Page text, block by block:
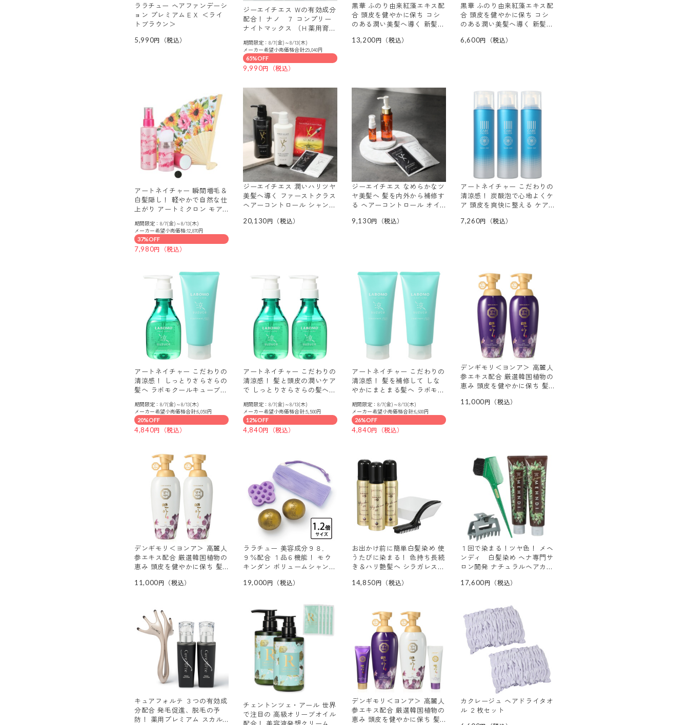
ララチュー ヘアファンデーシ
ョン プレミアムＥＸ ＜ライ
トブラウン＞
5,990
ジーエイチエス Ｗの有効成分
配合！ ナノ ７ コンプリー
ナイトマックス （Ｈ薬用育毛
ト
期間限定：8/7(金)～8/13(木)
メーカー希望小売価格合計:29,040円
65%OFF
9,990
黒華 ふのり由来紅藻エキス配
合 頭皮を健やかに保ち コシ
のある潤い美髪へ導く 新髪の
２本セット
13,200
黒華 ふのり由来紅藻エキス配
合 頭皮を健やかに保ち コシ
のある潤い美髪へ導く 新髪の
（ヘアミルク）
6,600
アートネイチャー 瞬間増毛＆
白髪隠し！ 軽やかで自然な仕
上がり アートミクロン モア
期間限定：8/7(金)～8/13(木)
メーカー希望小売価格:12,870円
37%OFF
7,980
ジーエイチエス 潤いハリツヤ
美髪へ導く ファーストクラス
ヘアーコントロール シャンプ
増量 スペシャルセット
20,130
ジーエイチエス なめらかなツ
ヤ美髪へ 髪を内外から補修す
る ヘアーコントロール オイ
9,130
アートネイチャー こだわりの
清涼感！ 炭酸泡で心地よくケ
ア 頭皮を爽快に整える ケア
デビュー３本セット
7,260
アートネイチャー こだわりの
清涼感！ しっとりさらさらの
髪へ ラボモクールキューブ
トメント 特別セット
期間限定：8/7(金)～8/13(木)
メーカー希望小売価格合計:6,050円
20%OFF
4,840
アートネイチャー こだわりの
清涼感！ 髪と頭皮の潤いケア
で しっとりさらさらの髪へ
カ シャンプー ２本セット
期間限定：8/7(金)～8/13(木)
メーカー希望小売価格合計:5,500円
12%OFF
4,840
アートネイチャー こだわりの
清涼感！ 髪を補修して しな
やかにまとまる髪へ ラボモク
トメント ２本セット
期間限定：8/7(金)～8/13(木)
メーカー希望小売価格合計:6,600円
26%OFF
4,840
デンギモリ＜ヨンア＞ 高麗人
参エキス配合 厳選韓国植物の
恵み 頭皮を健やかに保ち 髪
ンプーＥＸ ２本セット
11,000
デンギモリ＜ヨンア＞ 高麗人
参エキス配合 厳選韓国植物の
恵み 頭皮を健やかに保ち 髪
ートメントＥＸ ２本セット
11,000
ララチュー 美容成分９８．
９％配合 １品６機能！ モウ
キンダン ボリュームシャンプ
納ネット＆ブラシ付
19,000
お出かけ前に簡単白髪染め 使
うたびに染まる！ 色持ち長続
き＆ハリ艶髪へ シラガレスキ
ス ＥＸ ３本特別セット
14,850
１回で染まる！ツヤ色！ メヘ
ンディ 白髪染め ヘナ専門サ
ロン開発 ナチュラルヘアカラ
17,600
キュアフォルテ ３つの有効成
分配合 発毛促進、脱毛の予
防！ 薬用プレミアム スカル
チェントンツェ・アール 世界
で注目の 高級オリーブオイル
デンギモリ＜ヨンア＞ 高麗人
参エキス配合 厳選韓国植物の
恵み 頭皮を健やかに保ち 髪
カクレージュ ヘアドライタオ
ル ２枚セット